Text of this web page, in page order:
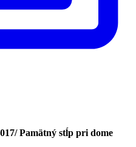
Pamätný stĺp pri dome